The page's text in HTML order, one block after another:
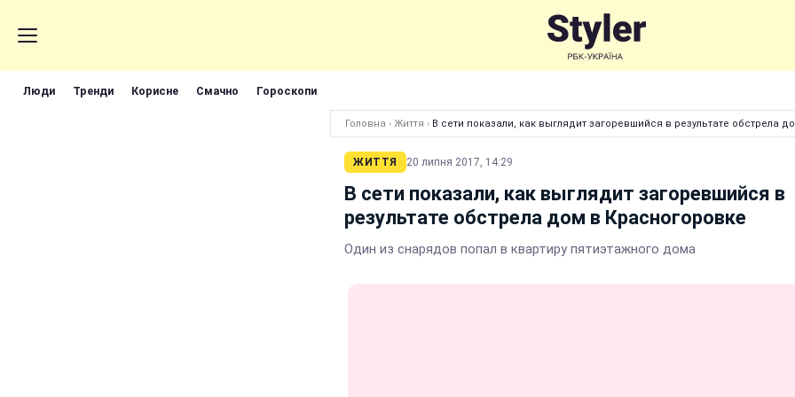
Люди Тренди Корисне Смачно Гороскопи
Головна › Життя › В сети показали, как выглядит загоревшийся в результате обстрела
ЖИТТЯ 20 липня 2017, 14:29
В сети показали, как выглядит загоревшийся в
результате обстрела дом в Красногоровке
Один из снарядов попал в квартиру пятиэтажного дома